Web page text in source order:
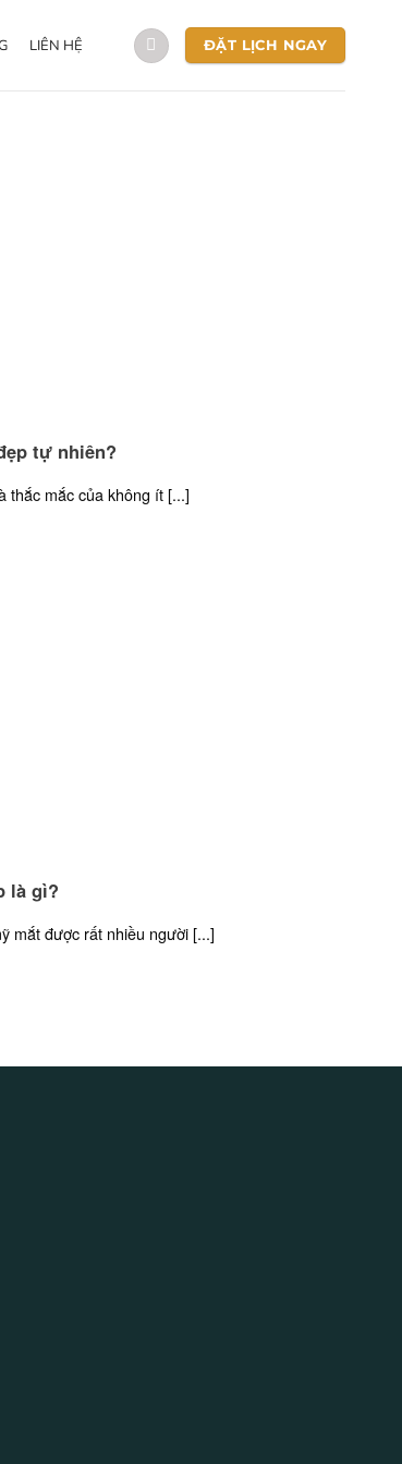
LIÊN HỆ ĐẶT LỊCH NGAY
tự nhiên?
thắc mắc của không ít [...]
là gì?
mắt được rất nhiều người [...]